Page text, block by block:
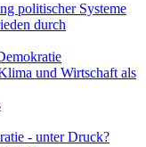
politischer Systeme
durch
und Wirtschaft als
- unter Druck?